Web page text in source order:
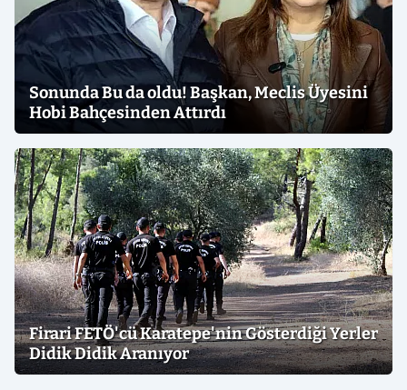
Sonunda Bu da oldu! Başkan, Meclis Üyesini
Hobi Bahçesinden Attırdı
Firari FETÖ'cü Karatepe'nin Gösterdiği Yerler
Didik Didik Aranıyor